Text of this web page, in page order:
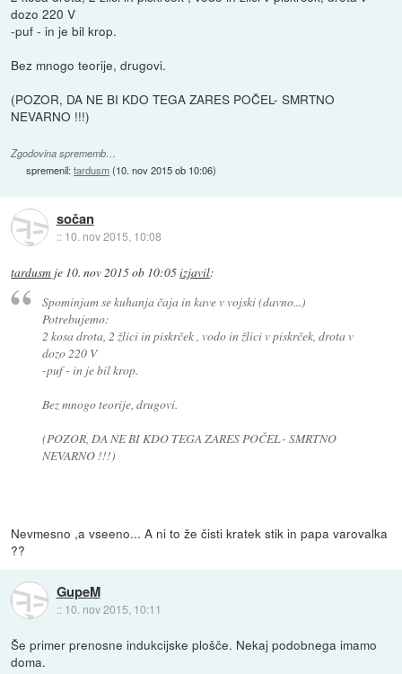
dozo 220 V
-puf - in je bil krop.
Bez mnogo teorije, drugovi.
(POZOR, DA NE BI KDO TEGA ZARES POČEL- SMRTNO
NEVARNO !!!)
Zgodovina sprememb…
spremenil:tardusm(10. nov 2015 ob 10:06)
sočan
:: 10. nov 2015, 10:08
tardusm je 10. nov 2015 ob 10:05izjavil:
Spominjam se kuhanja čaja in kave v vojski (davno...)
Potrebujemo:
2 kosa drota, 2 žlici in piskrček , vodo in žlici v piskrček, drota v
dozo 220 V
-puf - in je bil krop.
Bez mnogo teorije, drugovi.
(POZOR, DA NE BI KDO TEGA ZARES POČEL- SMRTNO
NEVARNO !!!)
Nevmesno ,a vseeno... A ni to že čisti kratek stik in papa varovalka
??
GupeM
:: 10. nov 2015, 10:11
Še primer prenosne indukcijske plošče. Nekaj podobnega imamo
doma.